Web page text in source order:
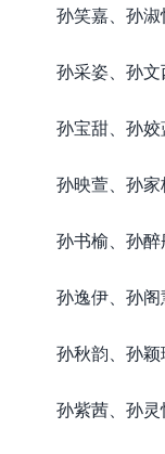
孙笑嘉、孙淑
孙采姿、孙文
孙宝甜、孙姣
孙映萱、孙家
孙书榆、孙醉
孙逸伊、孙阁
孙秋韵、孙颖
孙紫茜、孙灵